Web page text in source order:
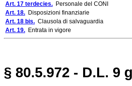
Art. 17 terdecies. Personale del CONI
Art. 18. Disposizioni finanziarie
Art. 18 bis. Clausola di salvaguardia
Art. 19. Entrata in vigore
§ 80.5.972 - D.L. 9